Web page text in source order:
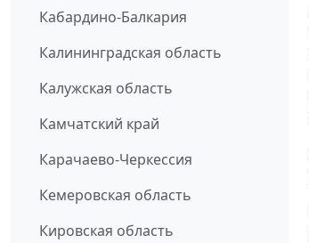
Кабардино-Балкария
Калининградская область
Калужская область
Камчатский край
Карачаево-Черкессия
Кемеровская область
Кировская область